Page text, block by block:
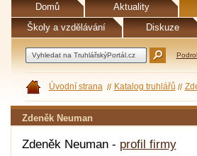
Domů Aktuality
Školy a vzdělávání
Diskuze
Úvodní strana Katalog truhlářů
Zdeněk Neuman
Zdeněk Neuman - profil firmy